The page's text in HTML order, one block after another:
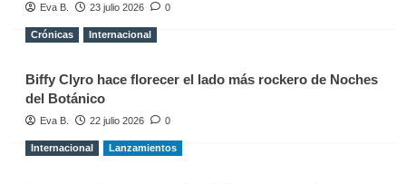
Eva B. 23 julio 2026 0
Crónicas Internacional
Biffy Clyro hace florecer el lado más rockero de Noches
del Botánico
Eva B. 22 julio 2026 0
Internacional Lanzamientos